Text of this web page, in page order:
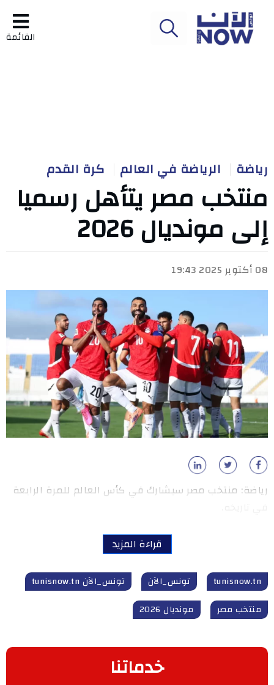
القائمة
رياضة الرياضة في العالم كرة القدم
منتخب مصر يتأهل رسميا
إلى مونديال 2026
08 أكتوبر 2025 19:43
رياضة: منتخب مصر سيشارك في كأس العالم للمرة الرابعة
قراءة المزيد
tunisnow.tn تونس_الآن
تونس_الآن tunisnow.tn
منتخب مصر
مونديال 2026
خدماتنا